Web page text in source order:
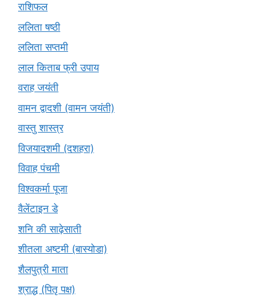
राशिफल
ललिता षष्ठी
ललिता सप्तमी
लाल किताब फ्री उपाय
वराह जयंती
वामन द्वादशी (वामन जयंती)
वास्तु शास्त्र
विजयादशमी (दशहरा)
विवाह पंचमी
विश्वकर्मा पूजा
वैलेंटाइन डे
शनि की साढ़ेसाती
शीतला अष्टमी (बास्योडा)
शैलपुत्री माता
श्राद्ध (पितृ पक्ष)